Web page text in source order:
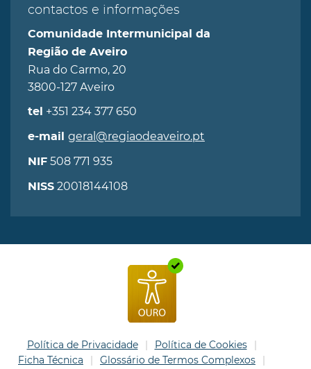
contactos e informações
Comunidade Intermunicipal da
Região de Aveiro
Rua do Carmo, 20
3800-127 Aveiro
tel +351 234 377 650
e-mail geral@regiaodeaveiro.pt
NIF 508 771 935
NISS 20018144108
Política de Privacidade
Política de Cookies
Ficha Técnica
Glossário de Termos Complexos